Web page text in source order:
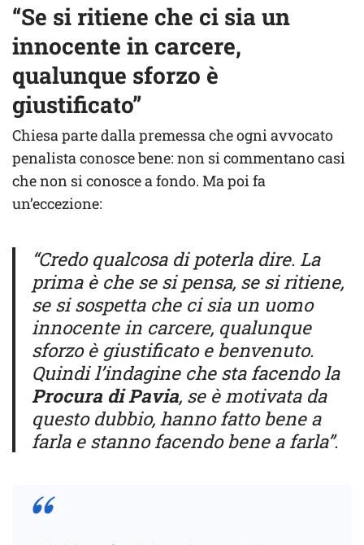
“Se si ritiene che ci sia un
innocente in carcere,
qualunque sforzo è
giustificato”
Chiesa parte dalla premessa che ogni avvocato
penalista conosce bene: non si commentano casi
che non si conosce a fondo. Ma poi fa
un’eccezione:
“Credo qualcosa di poterla dire. La
prima è che se si pensa, se si ritiene,
se si sospetta che ci sia un uomo
innocente in carcere, qualunque
sforzo è giustificato e benvenuto.
Quindi l’indagine che sta facendo la
Procura di Pavia, se è motivata da
questo dubbio, hanno fatto bene a
farla e stanno facendo bene a farla”.